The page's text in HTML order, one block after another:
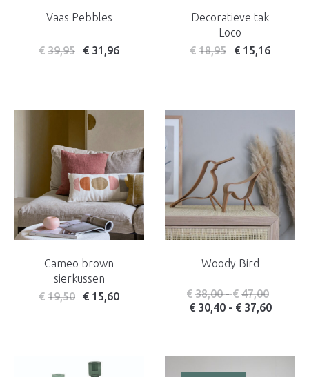
Vaas Pebbles
€ 39,95 € 31,96
Decoratieve tak
Loco
€ 18,95 € 15,16
Cameo brown
sierkussen
€ 19,50 € 15,60
Woody Bird
€ 38,00 - € 47,00
€ 30,40 - € 37,60